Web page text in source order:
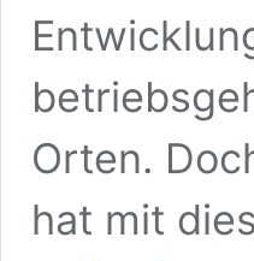
Orten.
hat mit